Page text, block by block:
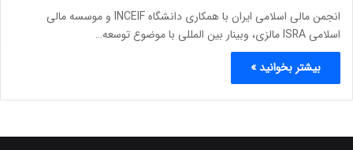
انجمن مالی اسلامی ایران با همکاری دانشگاه INCEIF و موسسه مالی
اسلامی ISRA مالزی، وبینار بین المللی با موضوع توسعه…
بیشتر بخوانید »